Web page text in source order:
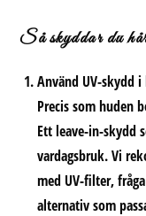
Så skyddar du
Använd UV-skydd
Precis som huden
Ett leave-in-skydd
vardagsbruk. Vi
med UV-filter,
alternativ som